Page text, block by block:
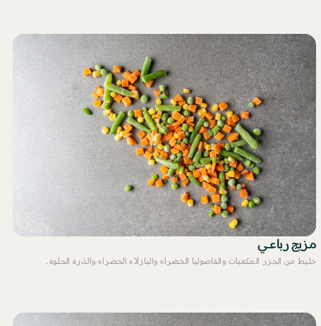
مزيج رباعي
خليط من الجزر المكعبات والفاصوليا الخضراء والبازلاء الخضراء والذرة الحلوة.